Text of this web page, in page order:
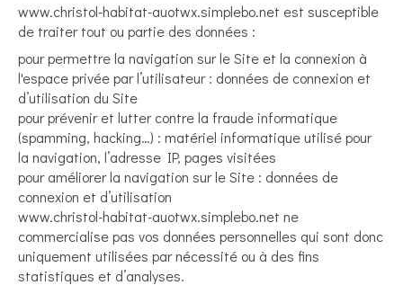
www.christol-habitat-auotwx.simplebo.net est susceptible
de traiter tout ou partie des données :
pour permettre la navigation sur le Site et la connexion à
l'espace privée par l’utilisateur : données de connexion et
d’utilisation du Site
pour prévenir et lutter contre la fraude informatique
(spamming, hacking…) : matériel informatique utilisé pour
la navigation, l’adresse IP, pages visitées
pour améliorer la navigation sur le Site : données de
connexion et d’utilisation
www.christol-habitat-auotwx.simplebo.net ne
commercialise pas vos données personnelles qui sont donc
uniquement utilisées par nécessité ou à des fins
statistiques et d’analyses.